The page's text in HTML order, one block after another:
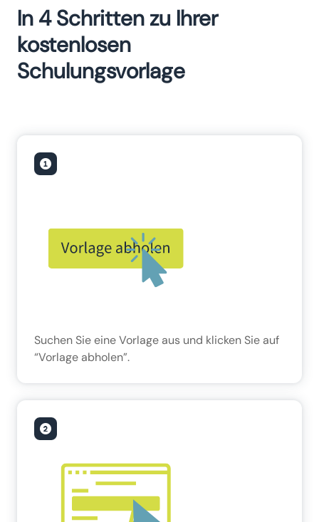
In 4 Schritten zu Ihrer
kostenlosen
Schulungsvorlage
Suchen Sie eine Vorlage aus und klicken Sie auf
“Vorlage abholen”.